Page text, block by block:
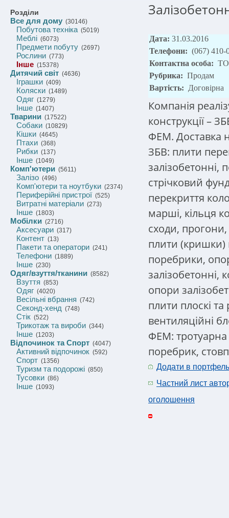
Розділи
Все для дому (30146)
Побутова техніка(5019)
Меблі (6073)
Предмети побуту (2697)
Рослини (773)
Інше (15378)
Дитячий світ (4636)
Іграшки (409)
Коляски (1489)
Одяг (1279)
Інше (1407)
Тварини (17522)
Собаки (10829)
Кішки (4645)
Птахи (368)
Рибки (137)
Інше (1049)
Комп'ютери (5611)
Залізо (496)
Комп'ютери та ноутбуки (2374)
Периферійні пристрої (525)
Витратні матеріали (273)
Інше (1803)
Мобілки (2716)
Аксесуари (317)
Контент (13)
Пакети та оператори (241)
Телефони (1889)
Інше (230)
Одяг/взуття/тканини (8582)
Взуття (853)
Одяг (4020)
Весільні вбрання (742)
Секонд-хенд (748)
Стік (522)
Трикотаж та вироби (344)
Інше (1203)
Відпочинок та Спорт (4047)
Активний відпочинок (592)
Спорт (1356)
Туризм та подорожі (850)
Тусовки (86)
Інше (1093)
Дата: 31.03.2016
Телефони: (067) 410-
Контактна особа:
Рубрика: Продам
Вартість: Договірна
Компанія
конструкції –
ФЕМ. Доставка
ЗБВ: плити
стрічковий
перекриття
марші, кільця
сходи,
плити (кришки)
поребрики,
залізобетонні,
опори
плити плоскі
вентиляційні
ФЕМ: тротуарна
поребрик,
Додати в портфель
Частний лист
оголошення